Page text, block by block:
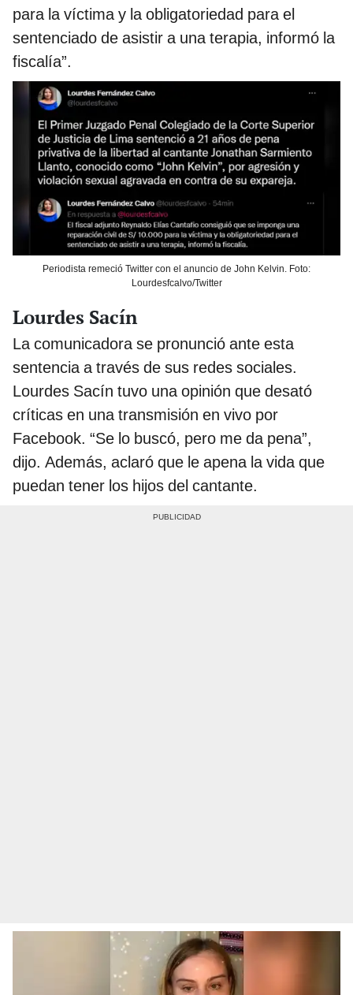
para la víctima y la obligatoriedad para el
sentenciado de asistir a una terapia, informó la
fiscalía”.
Periodista remeció Twitter con el anuncio de John Kelvin. Foto:
Lourdesfcalvo/Twitter
Lourdes Sacín
La comunicadora se pronunció ante esta
sentencia a través de sus redes sociales.
Lourdes Sacín tuvo una opinión que desató
críticas en una transmisión en vivo por
Facebook. “Se lo buscó, pero me da pena”,
dijo. Además, aclaró que le apena la vida que
puedan tener los hijos del cantante.